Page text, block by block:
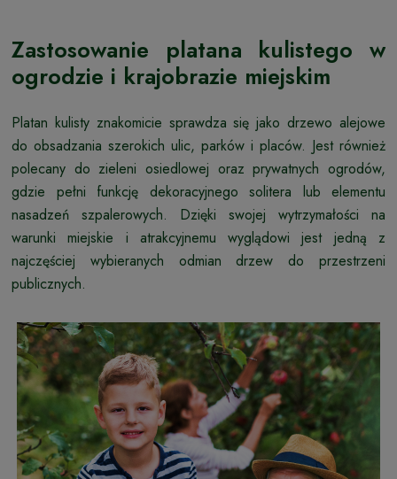
Zastosowanie platana kulistego w
ogrodzie i krajobrazie miejskim
Platan kulisty znakomicie sprawdza się jako drzewo alejowe
do obsadzania szerokich ulic, parków i placów. Jest również
polecany do zieleni osiedlowej oraz prywatnych ogrodów,
gdzie pełni funkcję dekoracyjnego solitera lub elementu
nasadzeń szpalerowych. Dzięki swojej wytrzymałości na
warunki miejskie i atrakcyjnemu wyglądowi jest jedną z
najczęściej wybieranych odmian drzew do przestrzeni
publicznych.